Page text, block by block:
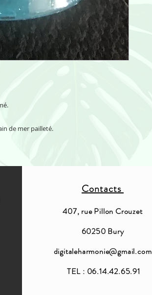
de mer pailleté.
Contacts
407, rue Pillon Crouzet
60250 Bury
digitaleharmonie@gmail.com
TEL : 06.14.42.65.91